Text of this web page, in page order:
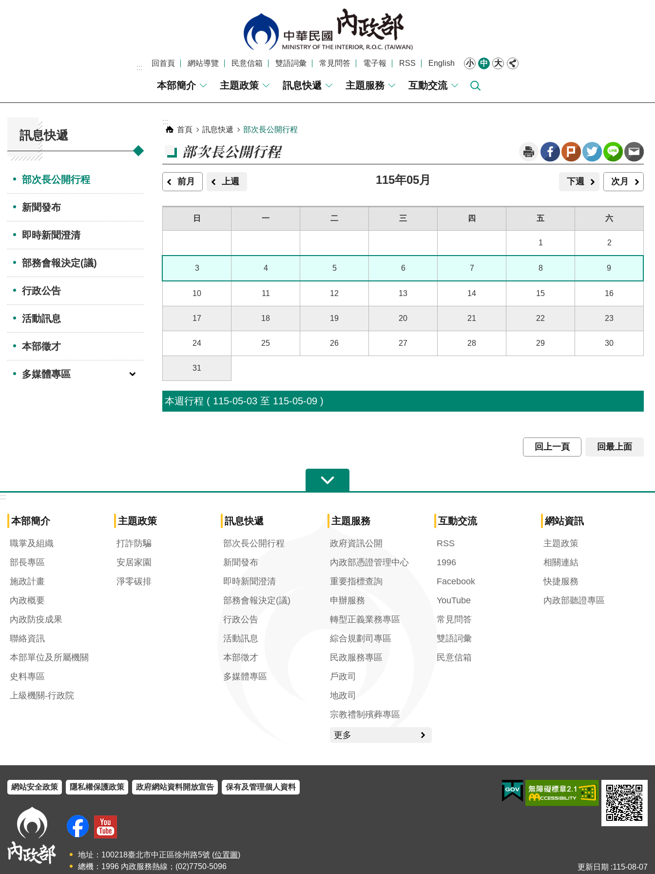
:::
回首頁 網站導覽 民意信箱 雙語詞彙 常見問答 電子報 RSS English 小 中 大
本部簡介 主題政策 訊息快遞 主題服務 互動交流
訊息快遞
部次長公開行程
新聞發布
即時新聞澄清
部務會報決定(議)
行政公告
活動訊息
本部徵才
多媒體專區
:::
首頁
訊息快遞 部次長公開行程
部次長公開行程
前月 上週 下週 次月
115年05月
日 一 二 三 四 五 六
1 2
3 4 5 6 7 8 9
10 11 12 13 14 15 16
17 18 19 20 21 22 23
24 25 26 27 28 29 30
31
本週行程 ( 115-05-03 至 115-05-09 )
回上一頁 回最上面
:::
本部簡介
職掌及組織
部長專區
施政計畫
內政概要
內政防疫成果
聯絡資訊
本部單位及所屬機關
史料專區
上級機關-行政院
主題政策
打詐防騙
安居家園
淨零碳排
訊息快遞
部次長公開行程
新聞發布
即時新聞澄清
部務會報決定(議)
行政公告
活動訊息
本部徵才
多媒體專區
主題服務
政府資訊公開
內政部憑證管理中心
重要指標查詢
申辦服務
轉型正義業務專區
綜合規劃司專區
民政服務專區
戶政司
地政司
宗教禮制殯葬專區
更多
互動交流
RSS
1996
Facebook
YouTube
常見問答
雙語詞彙
民意信箱
網站資訊
主題政策
相關連結
快捷服務
內政部聽證專區
網站安全政策 隱私權保護政策 政府網站資料開放宣告 保有及管理個人資料
地址：100218臺北市中正區徐州路5號 (位置圖)
總機：1996 內政服務熱線；(02)7750-5096
更新日期 115-08-07